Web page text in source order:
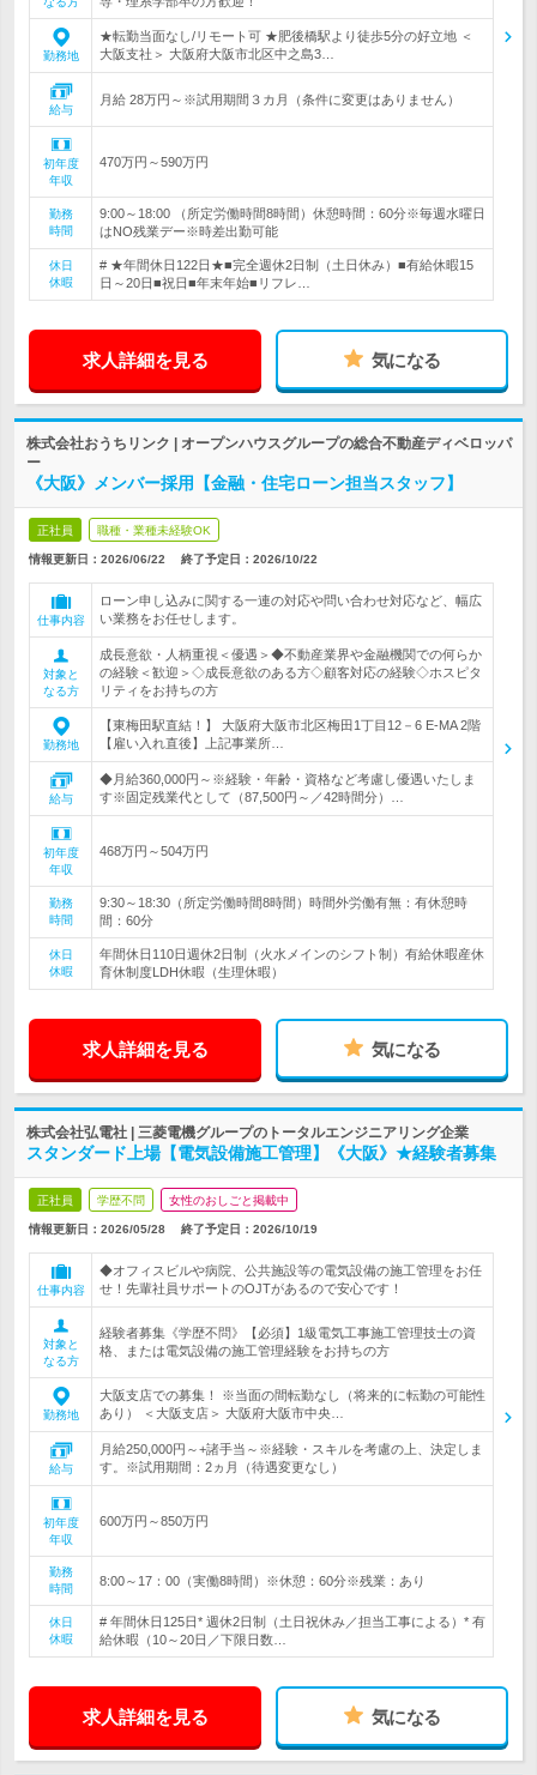
勤務地
★転勤当面なし/リモート可 ★肥後橋駅より徒歩5分の好立地 ＜
大阪支社＞ 大阪府大阪市北区中之島3…
給与
月給 28万円～※試用期間３カ月（条件に変更はありません）
初年度
年収
470万円～590万円
勤務
時間
9:00～18:00 （所定労働時間8時間）休憩時間：60分※毎週水曜日
はNO残業デー※時差出勤可能
休日
休暇
# ★年間休日122日★■完全週休2日制（土日休み）■有給休暇15
日～20日■祝日■年末年始■リフレ…
求人詳細を見る 気になる
株式会社おうちリンク | オープンハウスグループの総合不動産ディベロッパ
ー
《大阪》メンバー採用【金融・住宅ローン担当スタッフ】
正社員 職種・業種未経験OK
情報更新日：2026/06/22 終了予定日： 2026/10/22
仕事内容
ローン申し込みに関する一連の対応や問い合わせ対応など、幅広
い業務をお任せします。
対象と
なる方
成長意欲・人柄重視＜優遇＞◆不動産業界や金融機関での何らか
の経験＜歓迎＞◇成長意欲のある方◇顧客対応の経験◇ホスピタ
リティをお持ちの方
勤務地
【東梅田駅直結！】 大阪府大阪市北区梅田1丁目12－6 E-MA 2階
【雇い入れ直後】上記事業所…
給与
◆月給360,000円～※経験・年齢・資格など考慮し優遇いたしま
す※固定残業代として（87,500円～／42時間分）…
初年度
年収
468万円～504万円
勤務
時間
9:30～18:30（所定労働時間8時間）時間外労働有無：有休憩時
間：60分
休日
休暇
年間休日110日週休2日制（火水メインのシフト制）有給休暇産休
育休制度LDH休暇（生理休暇）
求人詳細を見る 気になる
株式会社弘電社 | 三菱電機グループのトータルエンジニアリング企業
スタンダード上場【電気設備施工管理】《大阪》★経験者募集
正社員 学歴不問 女性のおしごと掲載中
情報更新日：2026/05/28 終了予定日： 2026/10/19
仕事内容
◆オフィスビルや病院、公共施設等の電気設備の施工管理をお任
せ！先輩社員サポートのOJTがあるので安心です！
対象と
なる方
経験者募集《学歴不問》【必須】1級電気工事施工管理技士の資
格、または電気設備の施工管理経験をお持ちの方
勤務地
大阪支店での募集！ ※当面の間転勤なし（将来的に転勤の可能性
あり） ＜大阪支店＞ 大阪府大阪市中央…
給与
月給250,000円～+諸手当～※経験・スキルを考慮の上、決定しま
す。※試用期間：2ヵ月（待遇変更なし）
初年度
年収
600万円～850万円
勤務
時間
8:00～17：00（実働8時間）※休憩：60分※残業：あり
休日
休暇
# 年間休日125日* 週休2日制（土日祝休み／担当工事による）* 有
給休暇（10～20日／下限日数…
求人詳細を見る 気になる